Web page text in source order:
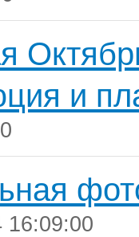
и
16:09:00